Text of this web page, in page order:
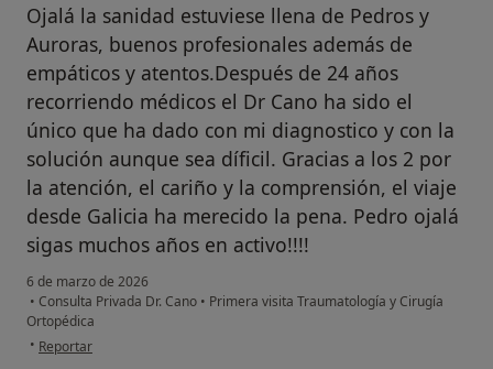
Ojalá la sanidad estuviese llena de Pedros y
Auroras, buenos profesionales además de
empáticos y atentos.Después de 24 años
recorriendo médicos el Dr Cano ha sido el
único que ha dado con mi diagnostico y con la
solución aunque sea díficil. Gracias a los 2 por
la atención, el cariño y la comprensión, el viaje
desde Galicia ha merecido la pena. Pedro ojalá
sigas muchos años en activo!!!!
6 de marzo de 2026
• Consulta Privada Dr. Cano • Primera visita Traumatología y Cirugía
Ortopédica
• en opinión del usuario Olalla B Q
Reportar